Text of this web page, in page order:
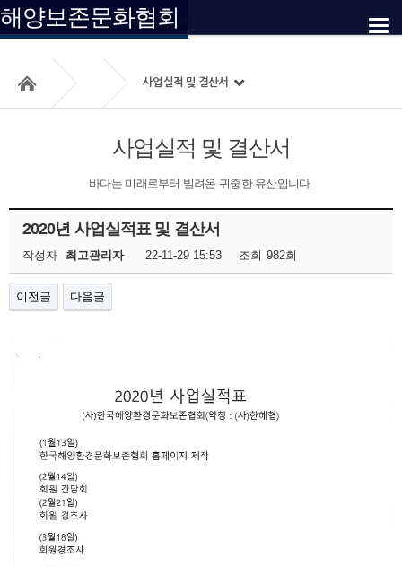
해양보존문화협회
사업실적 및 결산서
주요사업안내 협회 유관기관 및 단체 사업실적
사업실적 및 결산서
바다는 미래로부터 빌려온 귀중한 유산입니다.
2020년 사업실적표 및 결산서
작성자 최고관리자 22-11-29 15:53 조회 982회
이전글 다음글